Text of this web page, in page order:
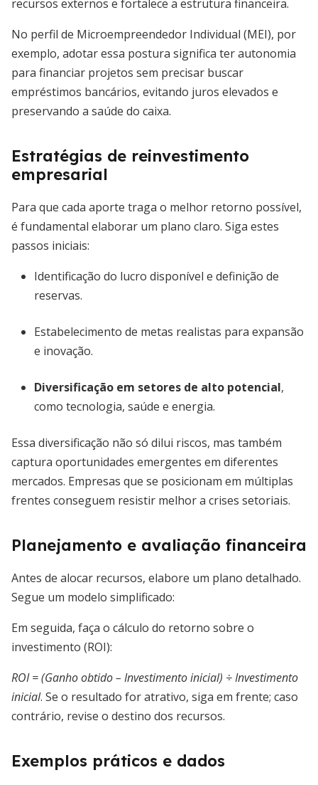
recursos externos e fortalece a estrutura financeira.
No perfil de Microempreendedor Individual (MEI), por
exemplo, adotar essa postura significa ter autonomia
para financiar projetos sem precisar buscar
empréstimos bancários, evitando juros elevados e
preservando a saúde do caixa.
Estratégias de reinvestimento
empresarial
Para que cada aporte traga o melhor retorno possível,
é fundamental elaborar um plano claro. Siga estes
passos iniciais:
Identificação do lucro disponível e definição de
reservas.
Estabelecimento de metas realistas para expansão
e inovação.
Diversificação em setores de alto potencial,
como tecnologia, saúde e energia.
Essa diversificação não só dilui riscos, mas também
captura oportunidades emergentes em diferentes
mercados. Empresas que se posicionam em múltiplas
frentes conseguem resistir melhor a crises setoriais.
Planejamento e avaliação financeira
Antes de alocar recursos, elabore um plano detalhado.
Segue um modelo simplificado:
Em seguida, faça o cálculo do retorno sobre o
investimento (ROI):
ROI = (Ganho obtido – Investimento inicial) ÷ Investimento
inicial. Se o resultado for atrativo, siga em frente; caso
contrário, revise o destino dos recursos.
Exemplos práticos e dados